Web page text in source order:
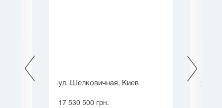
ул. Шелковичная, Киев
17 530 500 грн.